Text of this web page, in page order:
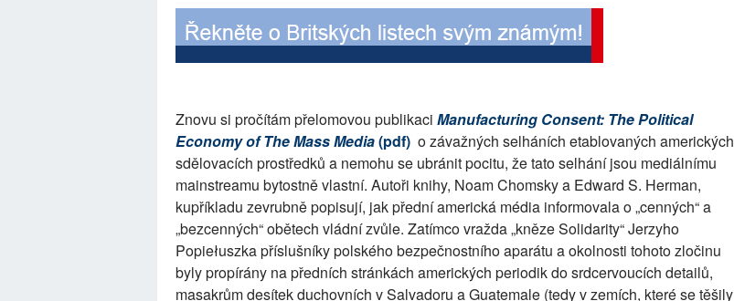
Znovu si pročítám přelomovou publikaci Manufacturing Consent: The Political
Economy of The Mass Media(pdf) o závažných selháních etablovaných amerických
sdělovacích prostředků a nemohu se ubránit pocitu, že tato selhání jsou mediálnímu
mainstreamu bytostně vlastní. Autoři knihy, Noam Chomsky a Edward S. Herman,
kupříkladu zevrubně popisují, jak přední americká média informovala o „cenných“ a
„bezcenných“ obětech vládní zvůle. Zatímco vražda „kněze Solidarity“ Jerzyho
Popiełuszka příslušníky polského bezpečnostního aparátu a okolnosti tohoto zločinu
byly propírány na předních stránkách amerických periodik do srdcervoucích detailů,
masakrům desítek duchovních v Salvadoru a Guatemale (tedy v zemích, které se těšily